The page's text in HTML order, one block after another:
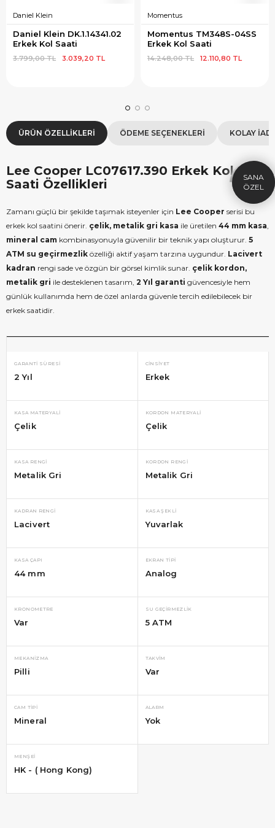
Daniel Klein
Daniel Klein DK.1.14341.02
Erkek Kol Saati
3.039,20 TL
3.799,00 TL
Momentus
Momentus TM348S-04SS
Erkek Kol Saati
12.110,80 TL
14.248,00 TL
ÜRÜN ÖZELLIKLERI ÖDEME SEÇENEKLERI KOLAY
Lee Cooper LC07617.390 Erkek Kol
Saati Özellikleri
Zamanı güçlü bir şekilde taşımak isteyenler için Lee Cooper serisi bu
erkek kol saatini önerir. çelik, metalik gri kasa ile üretilen 44 mm kasa,
mineral cam kombinasyonuyla güvenilir bir teknik yapı oluşturur. 5
ATM su geçirmezlik özelliği aktif yaşam tarzına uygundur. Lacivert
kadran rengi sade ve özgün bir görsel kimlik sunar. çelik kordon,
metalik gri ile desteklenen tasarım, 2 Yıl garanti güvencesiyle hem
günlük kullanımda hem de özel anlarda güvenle tercih edilebilecek bir
erkek saatidir.
GARANTI SÜRESI
2 Yıl
CINSIYET
Erkek
KASA MATERYALI
Çelik
KORDON MATERYALI
Çelik
KASA RENGI
Metalik Gri
KORDON RENGI
Metalik Gri
KADRAN RENGI
Lacivert
KASA ŞEKLI
Yuvarlak
KASA ÇAPI
44 mm
EKRAN TIPI
Analog
KRONOMETRE
Var
SU GEÇIRMEZLIK
5 ATM
MEKANIZMA
Pilli
TAKVIM
Var
CAM TIPI
Mineral
ALARM
Yok
MENŞEI
HK - ( Hong Kong)
HEDIYE
ÇEKI
SEPETTE İNDİRİM
9.999 TL üzeri alışverişe özel×
HEDIYE1000